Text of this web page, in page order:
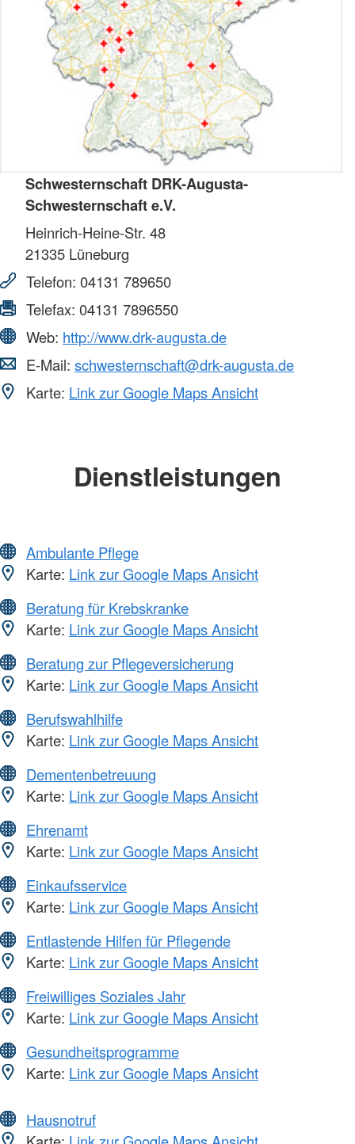
Schwesternschaft DRK-Augusta-
Schwesternschaft e.V.
Heinrich-Heine-Str. 48
21335 Lüneburg
Telefon: 04131 789650
Telefax: 04131 7896550
Web: http://www.drk-augusta.de
E-Mail: schwesternschaft@drk-augusta.de
Karte: Link zur Google Maps Ansicht
Dienstleistungen
Ambulante Pflege
Karte: Link zur Google Maps Ansicht
Beratung für Krebskranke
Karte: Link zur Google Maps Ansicht
Beratung zur Pflegeversicherung
Karte: Link zur Google Maps Ansicht
Berufswahlhilfe
Karte: Link zur Google Maps Ansicht
Dementenbetreuung
Karte: Link zur Google Maps Ansicht
Ehrenamt
Karte: Link zur Google Maps Ansicht
Einkaufsservice
Karte: Link zur Google Maps Ansicht
Entlastende Hilfen für Pflegende
Karte: Link zur Google Maps Ansicht
Freiwilliges Soziales Jahr
Karte: Link zur Google Maps Ansicht
Gesundheitsprogramme
Karte: Link zur Google Maps Ansicht
Hausnotruf